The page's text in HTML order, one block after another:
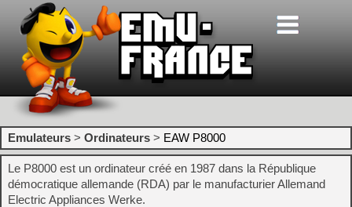
Emulateurs > Ordinateurs > EAW P8000
Le P8000 est un ordinateur créé en 1987 dans la République
démocratique allemande (RDA) par le manufacturier Allemand
Electric Appliances Werke.